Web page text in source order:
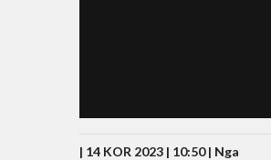
| 14 KOR 2023 | 10:50 | Nga